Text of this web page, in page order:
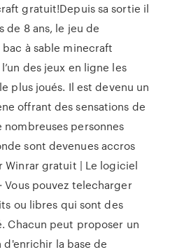
gratuit!Depuis sa sortie il
de 8 ans, le jeu de
à sable minecraft
des jeux en ligne les
plus joués. Il est devenu un
offrant des sensations de
personnes
sont devenues accros
Winrar gratuit | Le logiciel
Vous pouvez telecharger
ou libres qui sont des
Chacun peut proposer un
la base de